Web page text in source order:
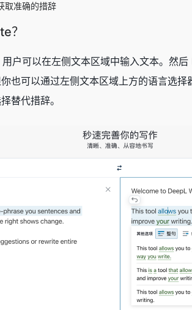
取准确的措辞
？
户可以在左侧文本区域中输入文本。然
也可以通过左侧文本区域上方的语言选
替代措辞。